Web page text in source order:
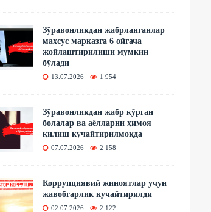
Зўравонликдан жабрланганлар
махсус марказга 6 ойгача
жойлаштирилиши мумкин
бўлади
13.07.2026 1 954
Зўравонликдан жабр кўрган
болалар ва аёлларни ҳимоя
қилиш кучайтирилмоқда
07.07.2026 2 158
Коррупциявий жиноятлар учун
жавобгарлик кучайтирилди
02.07.2026 2 122